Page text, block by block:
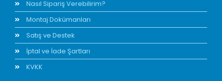
Nasıl Sipariş Verebilirim?
Montaj Dokümanları
Satış ve Destek
İptal ve İade Şartları
KVKK